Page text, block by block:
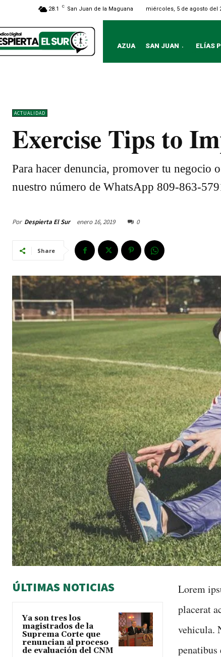
28.1 C San Juan de la Maguana miércoles, 5 de agosto del
AZUA SAN JUAN ELÍAS
ACTUALIDAD
Exercise Tips to
Para hacer denuncia, promover tu negocio
nuestro número de WhatsApp 809-863-
Por Despierta El Sur enero 16, 2019 0
Share
ÚLTIMAS NOTICIAS
Ya son tres los
magistrados de la
Suprema Corte que
renuncian al proceso
de evaluación del CNM
Lorem
placerat
vehicula.